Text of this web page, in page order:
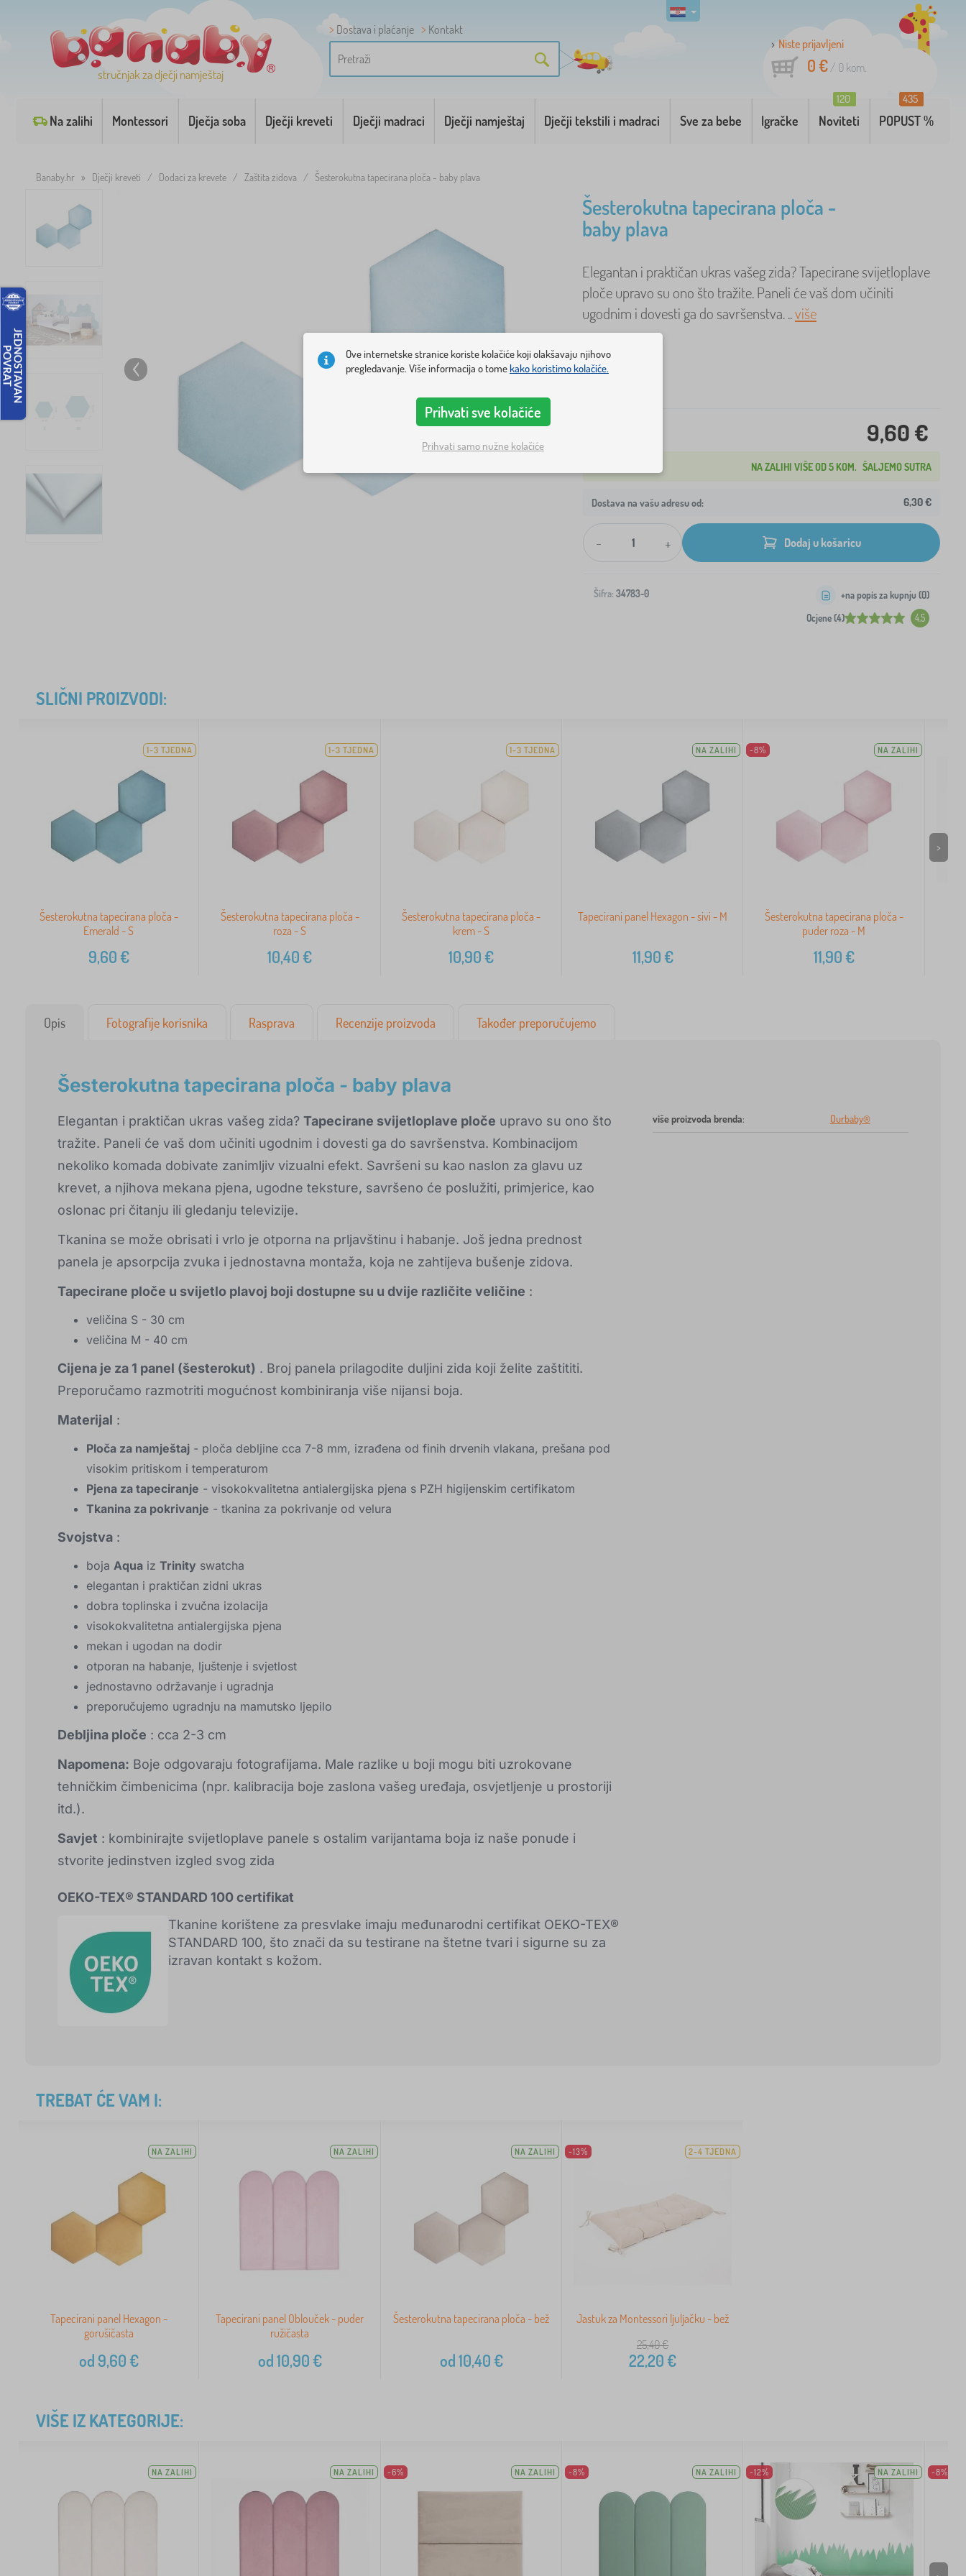
stručnjak za dječji namještaj
Dostava i plaćanje
Kontakt
Niste prijavljeni
0 €/ 0 kom.
Na zalihi Montessori Dječja soba Dječji kreveti Dječji madraci Dječji namještaj Dječji tekstili i madraci Sve za bebe Igračke Noviteti
120
POPUST %
435
Banaby.hr » Dječji kreveti / Dodaci za krevete / Zaštita zidova / Šesterokutna tapecirana ploča - baby plava
Šesterokutna tapecirana ploča -
baby plava
Elegantan i praktičan ukras vašeg zida? Tapecirane svijetloplave
ploče upravo su ono što tražite. Paneli će vaš dom učiniti
ugodnim i dovesti ga do savršenstva. ..više
DIMENZIJA
S
9,60 €
NA ZALIHI VIŠE OD 5 KOM. ŠALJEMO SUTRA
Dostava na vašu adresu od: 6,30 €
- + Dodaj u košaricu
Šifra: 34783-0
Ocjene (4) 4.5
+na popis za kupnju (0)
SLIČNI PROIZVODI:
1-3 TJEDNA
Šesterokutna tapecirana ploča -
Emerald - S
9,60€
1-3 TJEDNA
Šesterokutna tapecirana ploča -
roza - S
10,40€
1-3 TJEDNA
Šesterokutna tapecirana ploča -
krem - S
10,90€
NA ZALIHI
Tapecirani panel Hexagon - sivi - M
11,90€
-8% NA ZALIHI
Šesterokutna tapecirana ploča -
puder roza - M
11,90€
>
Opis Fotografije korisnika Rasprava Recenzije proizvoda Također preporučujemo
Šesterokutna tapecirana ploča - baby plava
Elegantan i praktičan ukras vašeg zida? Tapecirane svijetloplave ploče upravo su ono što
tražite. Paneli će vaš dom učiniti ugodnim i dovesti ga do savršenstva. Kombinacijom
nekoliko komada dobivate zanimljiv vizualni efekt. Savršeni su kao naslon za glavu uz
krevet, a njihova mekana pjena, ugodne teksture, savršeno će poslužiti, primjerice, kao
oslonac pri čitanju ili gledanju televizije.
Tkanina se može obrisati i vrlo je otporna na prljavštinu i habanje. Još jedna prednost
panela je apsorpcija zvuka i jednostavna montaža, koja ne zahtijeva bušenje zidova.
Tapecirane ploče u svijetlo plavoj boji dostupne su u dvije različite veličine :
veličina S - 30 cm
veličina M - 40 cm
Cijena je za 1 panel (šesterokut) . Broj panela prilagodite duljini zida koji želite zaštititi.
Preporučamo razmotriti mogućnost kombiniranja više nijansi boja.
Materijal :
Ploča za namještaj - ploča debljine cca 7-8 mm, izrađena od finih drvenih vlakana, prešana pod
visokim pritiskom i temperaturom
Pjena za tapeciranje - visokokvalitetna antialergijska pjena s PZH higijenskim certifikatom
Tkanina za pokrivanje - tkanina za pokrivanje od velura
Svojstva :
boja Aqua iz Trinity swatcha
elegantan i praktičan zidni ukras
dobra toplinska i zvučna izolacija
visokokvalitetna antialergijska pjena
mekan i ugodan na dodir
otporan na habanje, ljuštenje i svjetlost
jednostavno održavanje i ugradnja
preporučujemo ugradnju na mamutsko ljepilo
Debljina ploče : cca 2-3 cm
Napomena: Boje odgovaraju fotografijama. Male razlike u boji mogu biti uzrokovane
tehničkim čimbenicima (npr. kalibracija boje zaslona vašeg uređaja, osvjetljenje u prostoriji
itd.).
Savjet : kombinirajte svijetloplave panele s ostalim varijantama boja iz naše ponude i
stvorite jedinstven izgled svog zida
OEKO-TEX® STANDARD 100 certifikat
Tkanine korištene za presvlake imaju međunarodni certifikat OEKO-TEX®
STANDARD 100, što znači da su testirane na štetne tvari i sigurne su za
izravan kontakt s kožom.
više proizvoda brenda: Ourbaby®
TREBAT ĆE VAM I:
NA ZALIHI
Tapecirani panel Hexagon -
gorušičasta
od 9,60€
NA ZALIHI
Tapecirani panel Oblouček - puder
ružičasta
od10,90€
NA ZALIHI
Šesterokutna tapecirana ploča - bež
od10,40€
-13% 2-4 TJEDNA
Jastuk za Montessori ljuljačku - bež
25,40€
22,20€
VIŠE IZ KATEGORIJE:
NA ZALIHI NA ZALIHI -6% NA ZALIHI -8% NA ZALIHI -12% NA ZALIHI -8%
Ove internetske stranice koriste kolačiće koji olakšavaju njihovo
pregledavanje. Više informacija o tomekako koristimo kolačiće.
Prihvati sve kolačiće
Prihvati samo nužne kolačiće